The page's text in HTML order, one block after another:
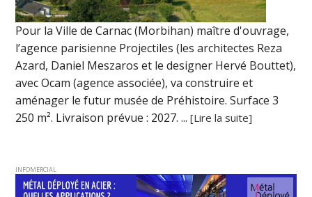
Pour la Ville de Carnac (Morbihan) maître d'ouvrage,
l’agence parisienne Projectiles (les architectes Reza
Azard, Daniel Meszaros et le designer Hervé Bouttet),
avec Ocam (agence associée), va construire et
aménager le futur musée de Préhistoire. Surface 3
250 m². Livraison prévue : 2027. ...[Lire la suite]
INFOMERCIAL